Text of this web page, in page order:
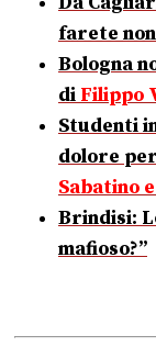
farete
Bologna
di Filippo
Studenti
dolore
Sabatino e
Brindisi:
mafioso?”